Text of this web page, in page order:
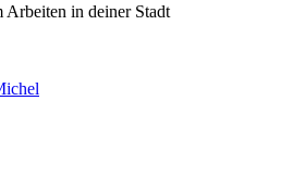
Arbeiten in deiner Stadt